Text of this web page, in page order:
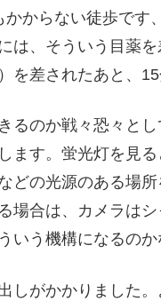
からない徒歩です
は、そういう目薬
を差されたあと、
るのか戦々恐々と
ます。蛍光灯を見
どの光源のある場
場合は、カメラは
いう機構になるのか
しがかかりました